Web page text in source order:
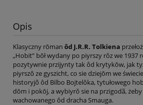
Opis
Klasyczny rōman ôd J.R.R. Tolkiena
„Hobit” bōł wydany po piyrszy rŏz we 1937
pozytywnie przijynty tak ôd krytykōw, jak
piyrszŏ ze gyszicht, co sie dziejōm we
historyjõ ôd Bilbo Bojtelŏka, tytułowego
dōm i pokōj, a wybiyrŏ sie na przigodã,
wachowanego ôd dracha Smauga.